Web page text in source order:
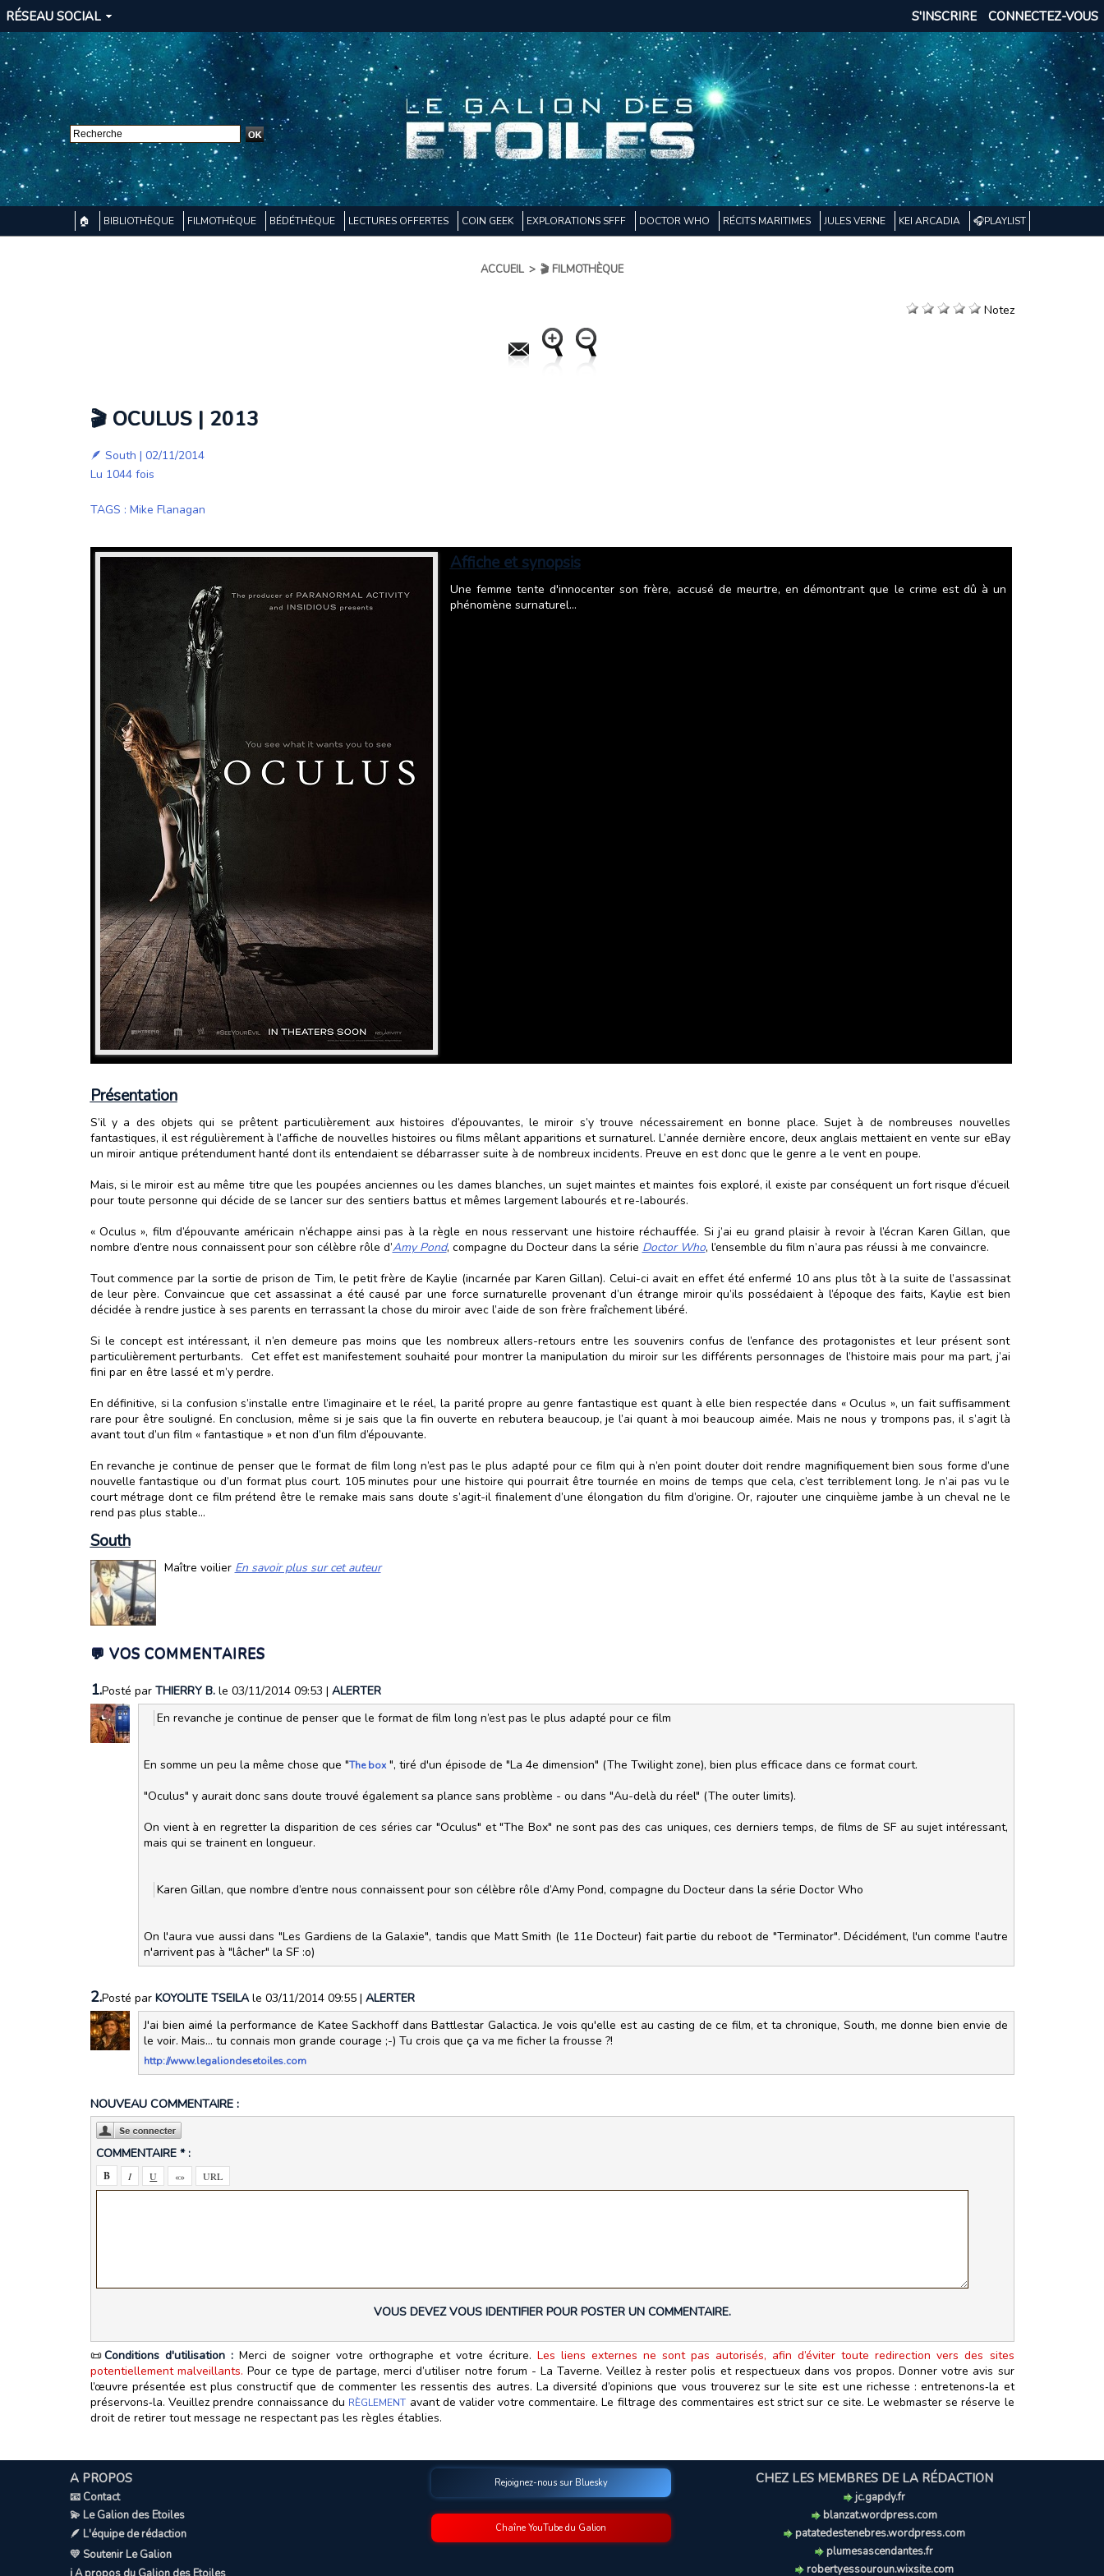
RÉSEAU SOCIAL CONNECTEZ-VOUS
S'INSCRIRE
🏠 BIBLIOTHÈQUE FILMOTHÈQUE BÉDÉTHÈQUE LECTURES OFFERTES COIN GEEK EXPLORATIONS SFFF DOCTOR WHO RÉCITS MARITIMES JULES VERNE KEI ARCADIA 🎧PLAYLIST
ACCUEIL > 🎬 FILMOTHÈQUE
Notez
🎬 OCULUS | 2013
🪶 South | 02/11/2014
Lu 1044 fois
TAGS : Mike Flanagan
Affiche et synopsis
Une femme tente d'innocenter son frère, accusé de meurtre, en démontrant que le crime est dû à un
phénomène surnaturel...
Présentation
S’il y a des objets qui se prêtent particulièrement aux histoires d’épouvantes, le miroir s’y trouve nécessairement en bonne place. Sujet à de nombreuses nouvelles
fantastiques, il est régulièrement à l’affiche de nouvelles histoires ou films mêlant apparitions et surnaturel. L’année dernière encore, deux anglais mettaient en vente sur eBay
un miroir antique prétendument hanté dont ils entendaient se débarrasser suite à de nombreux incidents. Preuve en est donc que le genre a le vent en poupe.
Mais, si le miroir est au même titre que les poupées anciennes ou les dames blanches, un sujet maintes et maintes fois exploré, il existe par conséquent un fort risque d’écueil
pour toute personne qui décide de se lancer sur des sentiers battus et mêmes largement labourés et re-labourés.
« Oculus », film d’épouvante américain n’échappe ainsi pas à la règle en nous resservant une histoire réchauffée. Si j’ai eu grand plaisir à revoir à l’écran Karen Gillan, que
nombre d’entre nous connaissent pour son célèbre rôle d’Amy Pond, compagne du Docteur dans la série Doctor Who, l’ensemble du film n’aura pas réussi à me convaincre.
Tout commence par la sortie de prison de Tim, le petit frère de Kaylie (incarnée par Karen Gillan). Celui-ci avait en effet été enfermé 10 ans plus tôt à la suite de l’assassinat
de leur père. Convaincue que cet assassinat a été causé par une force surnaturelle provenant d’un étrange miroir qu’ils possédaient à l’époque des faits, Kaylie est bien
décidée à rendre justice à ses parents en terrassant la chose du miroir avec l’aide de son frère fraîchement libéré.
Si le concept est intéressant, il n’en demeure pas moins que les nombreux allers-retours entre les souvenirs confus de l’enfance des protagonistes et leur présent sont
particulièrement perturbants. Cet effet est manifestement souhaité pour montrer la manipulation du miroir sur les différents personnages de l’histoire mais pour ma part, j’ai
fini par en être lassé et m’y perdre.
En définitive, si la confusion s’installe entre l’imaginaire et le réel, la parité propre au genre fantastique est quant à elle bien respectée dans « Oculus », un fait suffisamment
rare pour être souligné. En conclusion, même si je sais que la fin ouverte en rebutera beaucoup, je l’ai quant à moi beaucoup aimée. Mais ne nous y trompons pas, il s’agit là
avant tout d’un film « fantastique » et non d’un film d’épouvante.
En revanche je continue de penser que le format de film long n’est pas le plus adapté pour ce film qui à n’en point douter doit rendre magnifiquement bien sous forme d’une
nouvelle fantastique ou d’un format plus court. 105 minutes pour une histoire qui pourrait être tournée en moins de temps que cela, c’est terriblement long. Je n’ai pas vu le
court métrage dont ce film prétend être le remake mais sans doute s’agit-il finalement d’une élongation du film d’origine. Or, rajouter une cinquième jambe à un cheval ne le
rend pas plus stable...
South
Maître voilier En savoir plus sur cet auteur
💬 VOS COMMENTAIRES
1.Posté par THIERRY B. le 03/11/2014 09:53 | ALERTER
En revanche je continue de penser que le format de film long n’est pas le plus adapté pour ce film
En somme un peu la même chose que "The box", tiré d'un épisode de "La 4e dimension" (The Twilight zone), bien plus efficace dans ce format court.
"Oculus" y aurait donc sans doute trouvé également sa plance sans problème - ou dans "Au-delà du réel" (The outer limits).
On vient à en regretter la disparition de ces séries car "Oculus" et "The Box" ne sont pas des cas uniques, ces derniers temps, de films de SF au sujet intéressant,
mais qui se trainent en longueur.
Karen Gillan, que nombre d’entre nous connaissent pour son célèbre rôle d’Amy Pond, compagne du Docteur dans la série Doctor Who
On l'aura vue aussi dans "Les Gardiens de la Galaxie", tandis que Matt Smith (le 11e Docteur) fait partie du reboot de "Terminator". Décidément, l'un comme l'autre
n'arrivent pas à "lâcher" la SF :o)
2.Posté par KOYOLITE TSEILAle 03/11/2014 09:55 | ALERTER
J'ai bien aimé la performance de Katee Sackhoff dans Battlestar Galactica. Je vois qu'elle est au casting de ce film, et ta chronique, South, me donne bien envie de
le voir. Mais... tu connais mon grande courage ;-) Tu crois que ça va me ficher la frousse ?!
http://www.legaliondesetoiles.com
NOUVEAU COMMENTAIRE :
COMMENTAIRE * :
VOUS DEVEZ VOUS IDENTIFIER POUR POSTER UN COMMENTAIRE.
📜Conditions d'utilisation :Merci de soigner votre orthographe et votre écriture.Les liens externes ne sont pas autorisés, afin d’éviter toute redirection vers des sites
potentiellement malveillants. Pour ce type de partage, merci d’utiliser notre forum - La Taverne. Veillez à rester polis et respectueux dans vos propos. Donner votre avis sur
l’œuvre présentée est plus constructif que de commenter les ressentis des autres. La diversité d’opinions que vous trouverez sur le site est une richesse : entretenons‑la et
préservons‑la. Veuillez prendre connaissance du RÈGLEMENT avant de valider votre commentaire. Le filtrage des commentaires est strict sur ce site. Le webmaster se réserve le
droit de retirer tout message ne respectant pas les règles établies.
A PROPOS
📧 Contact
💫 Le Galion des Etoiles
🪶 L'équipe de rédaction
💛 Soutenir Le Galion
Rejoignez-nous sur Bluesky
Chaîne YouTube du Galion
CHEZ LES MEMBRES DE LA RÉDACTION
jc.gapdy.fr
blanzat.wordpress.com
patatedestenebres.wordpress.com
plumesascendantes.fr
robertyessouroun.wixsite.com